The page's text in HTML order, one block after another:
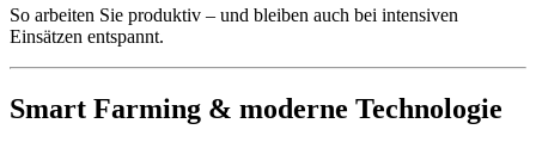
So arbeiten Sie produktiv – und bleiben auch bei intensiven
Einsätzen entspannt.
Smart Farming & moderne Technologie